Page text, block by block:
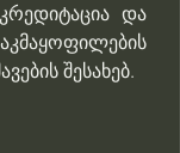
და
შესახებ.